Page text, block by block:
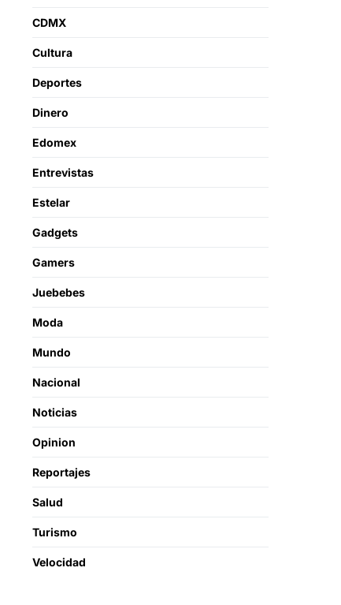
CDMX
Cultura
Deportes
Dinero
Edomex
Entrevistas
Estelar
Gadgets
Gamers
Juebebes
Moda
Mundo
Nacional
Noticias
Opinion
Reportajes
Salud
Turismo
Velocidad